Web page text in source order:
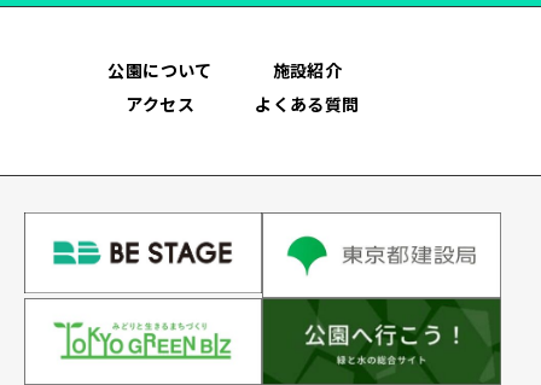
公園について
施設紹介
アクセス
よくある質問